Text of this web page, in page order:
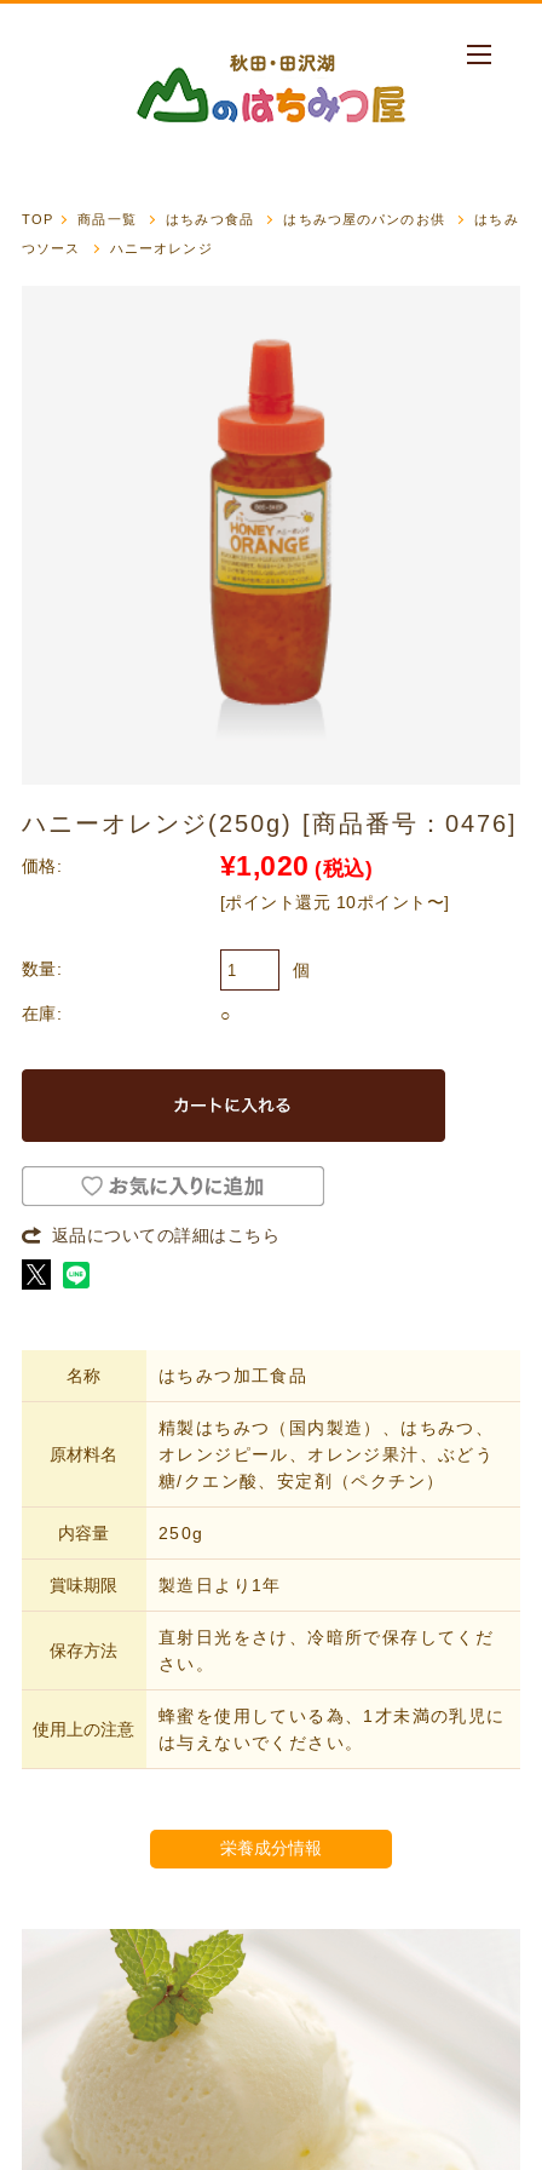
TOP 商品一覧 はちみつ食品 はちみつ屋のパンのお供
はちみ
つソース
ハニーオレンジ
ハニーオレンジ(250g) [商品番号：0476]
価格: ¥1,020 (税込)
[ポイント還元 10ポイント〜]
数量: 個
在庫: ○
返品についての詳細はこちら
名称 はちみつ加工食品
原材料名
精製はちみつ（国内製造）、はちみつ、
オレンジピール、オレンジ果汁、ぶどう
糖/クエン酸、安定剤（ペクチン）
内容量 250g
賞味期限 製造日より1年
保存方法
直射日光をさけ、冷暗所で保存してくだ
さい。
使用上の注意
蜂蜜を使用している為、1才未満の乳児に
は与えないでください。
栄養成分情報